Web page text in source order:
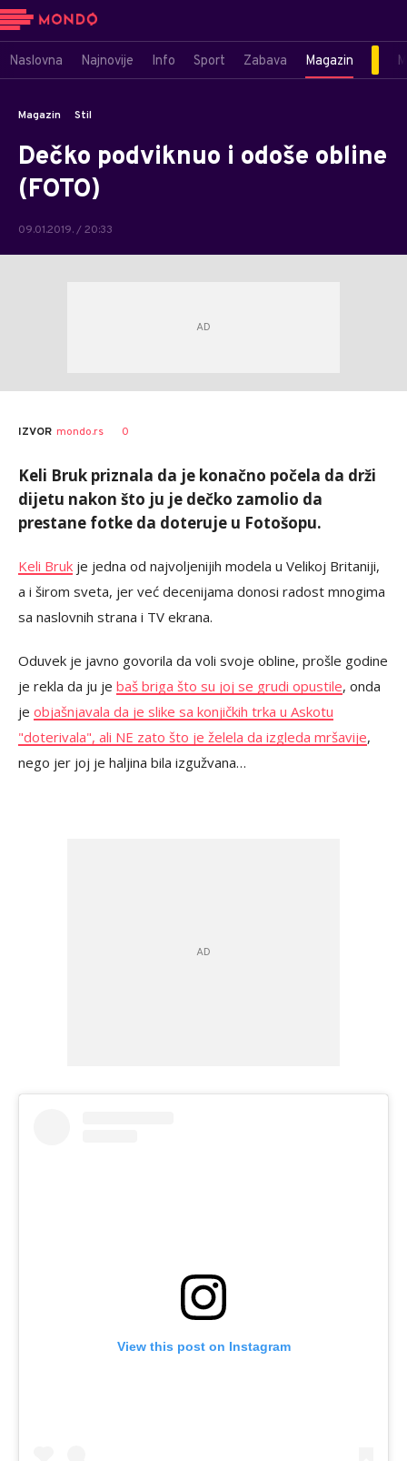
Naslovna Najnovije Info Sport Zabava Magazin
Magazin Stil
Dečko podviknuo i odoše obline
(FOTO)
09.01.2019. / 20:33
IZVOR mondo.rs 0
Keli Bruk priznala da je konačno počela da drži
dijetu nakon što ju je dečko zamolio da
prestane fotke da doteruje u Fotošopu.
Keli Bruk je jedna od najvoljenijih modela u Velikoj Britaniji,
a i širom sveta, jer već decenijama donosi radost mnogima
sa naslovnih strana i TV ekrana.
Oduvek je javno govorila da voli svoje obline, prošle godine
je rekla da ju je baš briga što su joj se grudi opustile, onda
je objašnjavala da je slike sa konjičkih trka u Askotu
"doterivala", ali NE zato što je želela da izgleda mršavije,
nego jer joj je haljina bila izgužvana…
View this post on Instagram